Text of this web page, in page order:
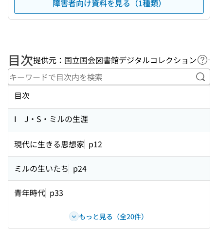
障害者向け資料を見る（1種類）
目次提供元：国立国会図書館デジタルコレクション ヘ
キ
目次
I J・S・ミルの生涯
現代に生きる思想家 p12
ミルの生いたち p24
青年時代 p33
もっと見る（全20件）